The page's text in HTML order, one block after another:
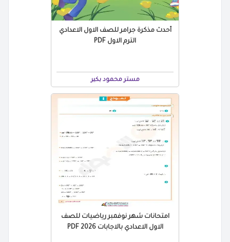
أحدث مذكرة جرامر للصف الاول الاعدادي
الترم الاول PDF
مستر محمود بكير
امتحانات شهر نوفمبر رياضيات للصف
الاول الاعدادي بالاجابات 2026 PDF